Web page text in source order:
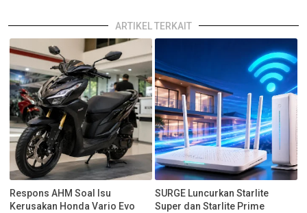
ARTIKEL TERKAIT
Respons AHM Soal Isu
Kerusakan Honda Vario Evo
SURGE Luncurkan Starlite
Super dan Starlite Prime